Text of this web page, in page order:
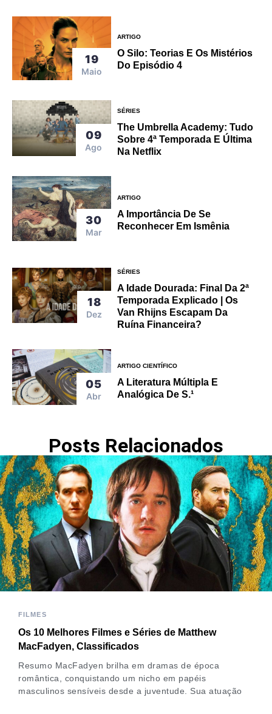
19
Maio
ARTIGO
O Silo: Teorias E Os Mistérios
Do Episódio 4
09
Ago
SÉRIES
The Umbrella Academy: Tudo
Sobre 4ª Temporada E Última
Na Netflix
30
Mar
ARTIGO
A Importância De Se
Reconhecer Em Ismênia
18
Dez
SÉRIES
A Idade Dourada: Final Da 2ª
Temporada Explicado | Os
Van Rhijns Escapam Da
Ruína Financeira?
05
Abr
ARTIGO CIENTÍFICO
A Literatura Múltipla E
Analógica De S.¹
Posts Relacionados
FILMES
Os 10 Melhores Filmes e Séries de Matthew
MacFadyen, Classificados
Resumo MacFadyen brilha em dramas de época
romântica, conquistando um nicho em papéis
masculinos sensíveis desde a juventude. Sua atuação